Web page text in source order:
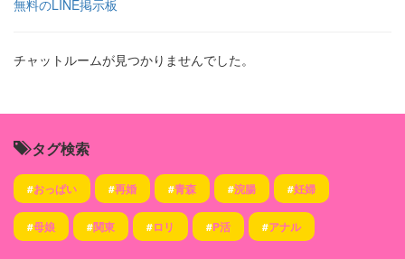
無料のLINE掲示板
チャットルームが見つかりませんでした。
タグ検索
#おっぱい #再婚 #青森 #浣腸 #妊婦
#母娘 #関東 #ロリ #P活 #アナル